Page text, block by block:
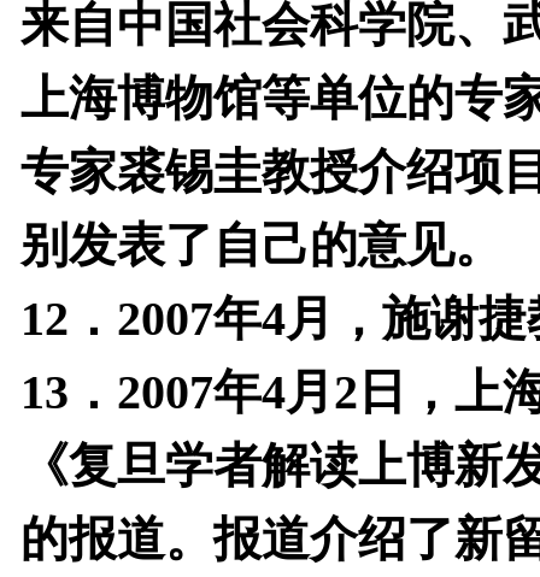
来自中国社会科学院、
上海博物馆等单位的专
专家裘锡圭教授介绍项
别发表了自己的意见。
12 ． 2007年4月，施谢
13 ． 2007年4月 2 日，上
《复旦学者解读上博
的报道。报道介绍了新